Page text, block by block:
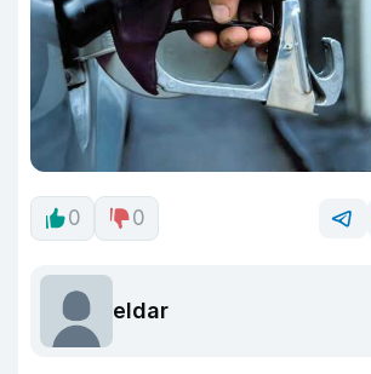
0 0
eldar